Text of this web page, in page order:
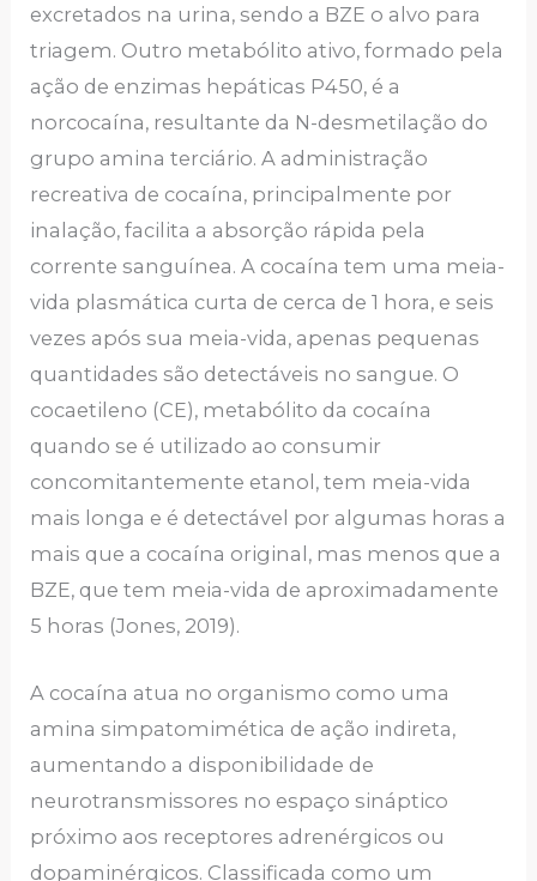
excretados na urina, sendo a BZE o alvo para
triagem. Outro metabólito ativo, formado pela
ação de enzimas hepáticas P450, é a
norcocaína, resultante da N-desmetilação do
grupo amina terciário. A administração
recreativa de cocaína, principalmente por
inalação, facilita a absorção rápida pela
corrente sanguínea. A cocaína tem uma meia-
vida plasmática curta de cerca de 1 hora, e seis
vezes após sua meia-vida, apenas pequenas
quantidades são detectáveis no sangue. O
cocaetileno (CE), metabólito da cocaína
quando se é utilizado ao consumir
concomitantemente etanol, tem meia-vida
mais longa e é detectável por algumas horas a
mais que a cocaína original, mas menos que a
BZE, que tem meia-vida de aproximadamente
5 horas (Jones, 2019).
A cocaína atua no organismo como uma
amina simpatomimética de ação indireta,
aumentando a disponibilidade de
neurotransmissores no espaço sináptico
próximo aos receptores adrenérgicos ou
dopaminérgicos. Classificada como um